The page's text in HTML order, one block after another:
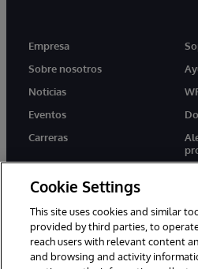
Empresa
Sobre nosotros
Noticias
Eventos
Carreras
twitter youtubefacebook
Cookie Settings
This site uses cookies and similar
provided by third parties, to
reach users with relevant content
and browsing and activity